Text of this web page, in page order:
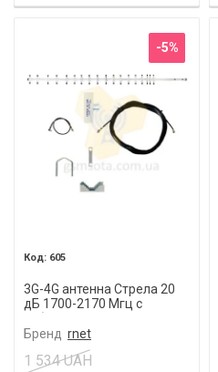
-5%
605
3G-4G антенна Стрела 20
дБ 1700-2170 Мгц с
переходником
Бренд rnet
1 534 UAH